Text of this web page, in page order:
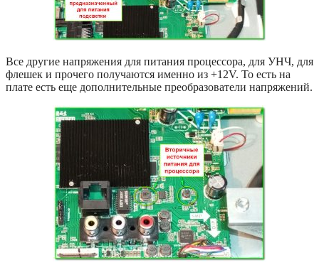
Все другие напряжения для питания процессора, для УНЧ, для
флешек и прочего получаются именно из +12V. То есть на
плате есть еще дополнительные преобразователи напряжений.